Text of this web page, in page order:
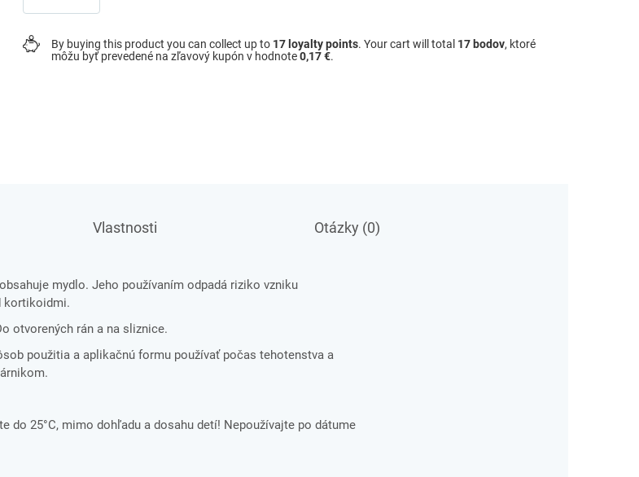
By buying this product you can collect up to 17 loyalty points. Your cart will total 17 bodov, ktoré
môžu byť prevedené na zľavový kupón v hodnote0,17 €.
Vlastnosti Otázky (0)
mydlo. Jeho používaním odpadá riziko vzniku
kortikoidmi.
otvorených rán a na sliznice.
použitia a aplikačnú formu používať počas tehotenstva a
do 25°C, mimo dohľadu a dosahu detí! Nepoužívajte po dátume